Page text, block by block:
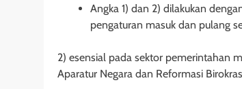
Angka 1) dan 2) dilakukan
pengaturan masuk dan pulang
2) esensial pada sektor pemerintahan
Aparatur Negara dan Reformasi